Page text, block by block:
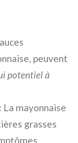
peuvent
potentiel à
La mayonnaise
grasses